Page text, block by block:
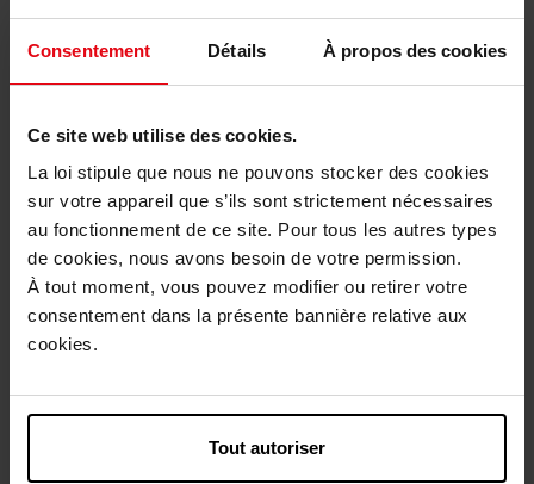
Consentement Détails À propos des cookies
Ce site web utilise des cookies.
La loi stipule que nous ne pouvons stocker des cookies
sur votre appareil que s’ils sont strictement nécessaires
au fonctionnement de ce site. Pour tous les autres types
de cookies, nous avons besoin de votre permission.
À tout moment, vous pouvez modifier ou retirer votre
consentement dans la présente bannière relative aux
cookies.
Tout autoriser
Etre prévenu de la disponibilité
Livraison gratuite à partir de 50€
Retour gratuit dans votre magasin
Description
Caractéristiques